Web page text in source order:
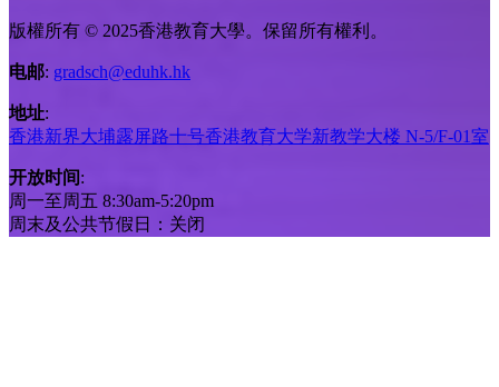
版權所有 © 2025香港教育大學。保留所有權利。
电邮: gradsch@eduhk.hk
地址:
香港新界大埔露屏路十号香港教育大学新教学大楼 N-5/F-01室
开放时间:
周一至周五 8:30am-5:20pm
周末及公共节假日：关闭